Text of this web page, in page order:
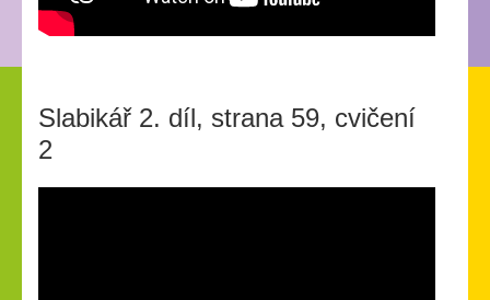
Slabikář 2. díl, strana 59, cvičení
2